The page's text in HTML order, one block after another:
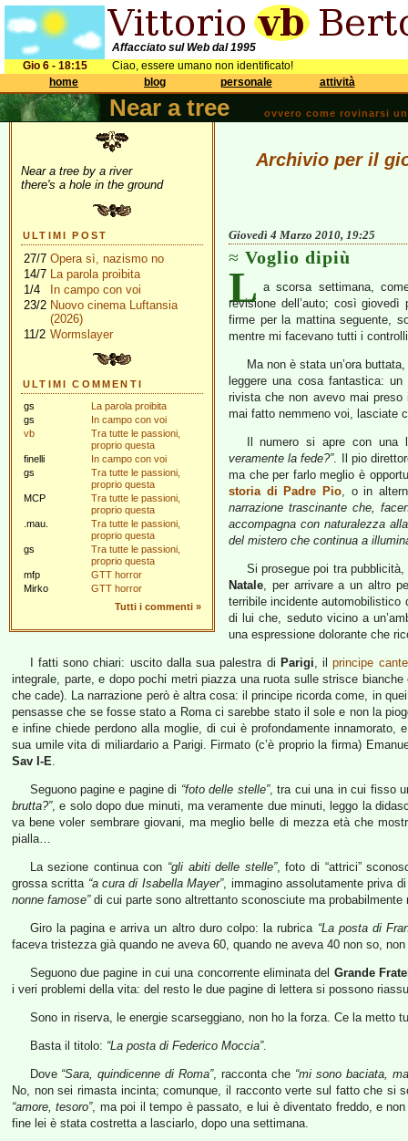
Affacciato sul Web dal 1995
Gio 6 - 18:15
Ciao, essere umano non identificato!
home
blog personale attività
Near a tree ovvero come rovinarsi
Near a tree by a river
there's a hole in the ground
ULTIMI POST
27/7 Opera sì, nazismo no
14/7 La parola proibita
1/4
In campo con voi
23/2 Nuovo cinema Luftansia
(2026)
11/2 Wormslayer
ULTIMI COMMENTI
gs
La parola proibita
gs
In campo con voi
vb
Tra tutte le passioni,
proprio questa
finelli
In campo con voi
gs
Tra tutte le passioni,
proprio questa
MCP
Tra tutte le passioni,
proprio questa
.mau.
Tra tutte le passioni,
proprio questa
gs
Tra tutte le passioni,
proprio questa
mfp
GTT horror
Mirko
GTT horror
Tutti i commenti »
Archivio per il
Giovedì 4 Marzo 2010, 19:25
Voglio dipiù
L a scorsa settimana,
revisione dell’auto; così
firme per la mattina seguente,
mentre mi facevano tutti i
Ma non è stata un’ora
leggere una cosa fantastica:
rivista che non avevo mai
mai fatto nemmeno voi, lasciate
Il numero si apre con
veramente la fede?”. Il pio
ma che per farlo meglio è
storia di Padre Pio, o in
narrazione trascinante che,
accompagna con naturalezza
del mistero che continua a
Si prosegue poi tra
Natale, per arrivare a un altro
terribile incidente automobilistico
di lui che, seduto vicino a
una espressione dolorante che
I fatti sono chiari: uscito dalla sua palestra di Parigi, ilprincipe
integrale, parte, e dopo pochi metri piazza una ruota sulle strisce
che cade). La narrazione però è altra cosa: il principe ricorda come, in
pensasse che se fosse stato a Roma ci sarebbe stato il sole e non la
e infine chiede perdono alla moglie, di cui è profondamente
sua umile vita di miliardario a Parigi. Firmato (c’è proprio la firma)
Sav I-E.
Seguono pagine e pagine di “foto delle stelle”, tra cui una in cui fisso
brutta?”, e solo dopo due minuti, ma veramente due minuti, leggo la
va bene voler sembrare giovani, ma meglio belle di mezza età che
pialla…
La sezione continua con “gli abiti delle stelle”, foto di “attrici”
grossa scritta “a cura di Isabella Mayer”, immagino assolutamente priva
nonne famose”di cui parte sono altrettanto sconosciute ma probabilmente
Giro la pagina e arriva un altro duro colpo: la rubrica “La posta di
faceva tristezza già quando ne aveva 60, quando ne aveva 40 non so,
Seguono due pagine in cui una concorrente eliminata del Grande
i veri problemi della vita: del resto le due pagine di lettera si possono
Sono in riserva, le energie scarseggiano, non ho la forza. Ce la metto
Basta il titolo: “La posta di Federico Moccia”.
Dove “Sara, quindicenne di Roma”, racconta che “mi sono baciata,
No, non sei rimasta incinta; comunque, il racconto verte sul fatto che si
“amore, tesoro”, ma poi il tempo è passato, e lui è diventato freddo, e
fine lei è stata costretta a lasciarlo, dopo una settimana.